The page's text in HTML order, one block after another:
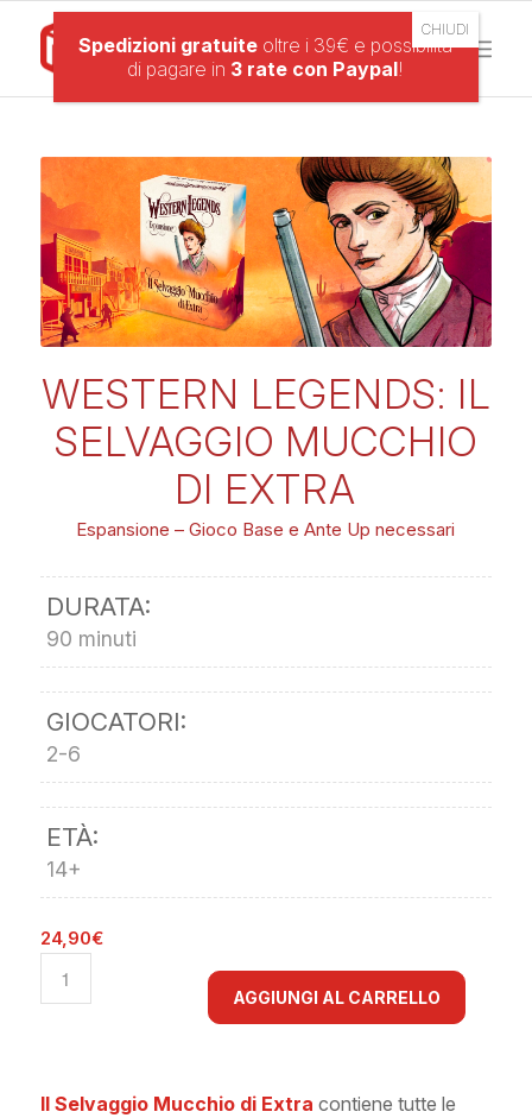
WESTERN LEGENDS: IL
SELVAGGIO MUCCHIO
DI EXTRA
Espansione – Gioco Base e Ante Up necessari
DURATA:
90 minuti
GIOCATORI:
2-6
ETÀ:
14+
24,90€
AGGIUNGI AL CARRELLO
Il Selvaggio Mucchio di Extra contiene tutte le
Spedizioni gratuite oltre i 39€ e possibilità
di pagare in 3 rate con Paypal!